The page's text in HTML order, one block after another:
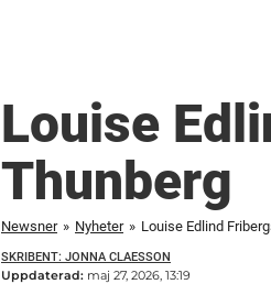
Louise
Thunberg
Newsner » Nyheter » Louise Edlind
SKRIBENT: JONNA CLAESSON
Uppdaterad: maj 27, 2026, 13:19